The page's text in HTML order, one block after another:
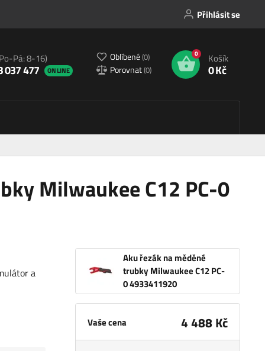
Přihlásit se
Pá: 8-16)
037 477 ONLINE
Oblíbené(0)
Porovnat(0)
0 Košík
0 Kč
Milwaukee C12 PC-0
Aku řezák na měděné
trubky Milwaukee C12 PC-
0 4933411920
Vaše cena 4 488 Kč
a